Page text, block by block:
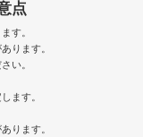
点
す。
ります。
い。
ます。
ります。